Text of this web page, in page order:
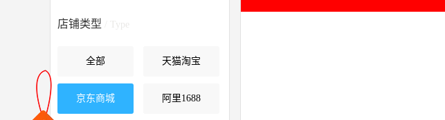
店铺类型 / Type
全部 天猫淘宝
京东商城 阿里1688